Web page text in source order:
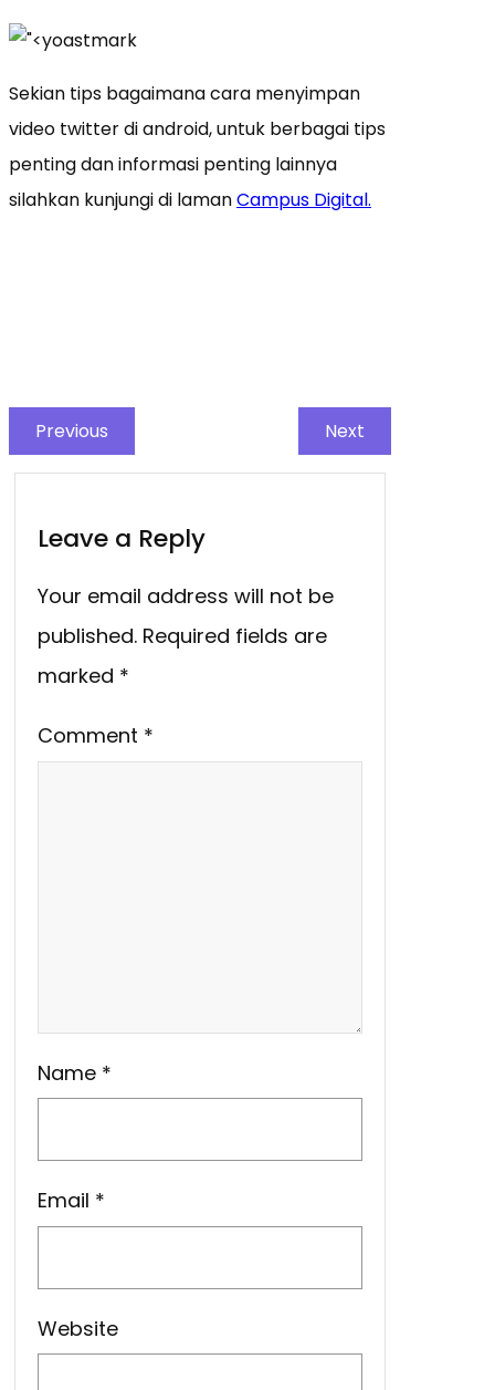
Sekian tips bagaimana cara menyimpan
video twitter di android, untuk berbagai tips
penting dan informasi penting lainnya
silahkan kunjungi di lamanCampus Digital.
Previous Next
Leave a Reply
Your email address will not be
published. Required fields are
marked *
Comment *
Name *
Email *
Website